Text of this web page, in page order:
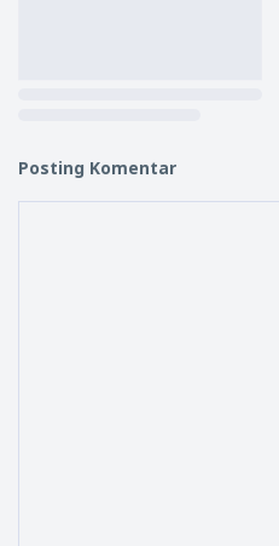
Posting Komentar